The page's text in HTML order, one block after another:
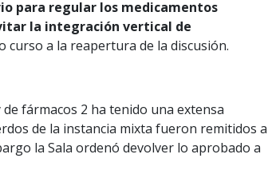
para regular los medicamentos
la integración vertical de
curso a la reapertura de la discusión.
fármacos 2 ha tenido una extensa
de la instancia mixta fueron remitidos a
la Sala ordenó devolver lo aprobado a